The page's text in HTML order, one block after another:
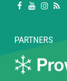
PARTNERS